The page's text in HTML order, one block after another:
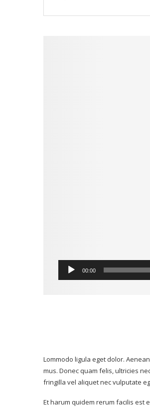
00:00
Lommodo ligula eget dolor.
mus. Donec quam felis, ultricies
fringilla vel aliquet nec vulputate
Et harum quidem rerum facilis est